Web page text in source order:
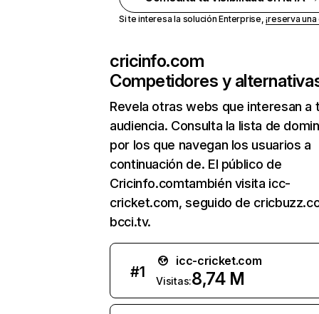
Si te interesa la solución Enterprise,¡reserva
cricinfo.com
Competidores y
Revela otras webs que interesan a
audiencia. Consulta la lista de
por los que navegan los usuarios a
continuación de. El público de
Cricinfo.comtambién visita icc-
cricket.com, seguido de
bcci.tv.
#1
icc-cricket.com
Visitas:8,74 M